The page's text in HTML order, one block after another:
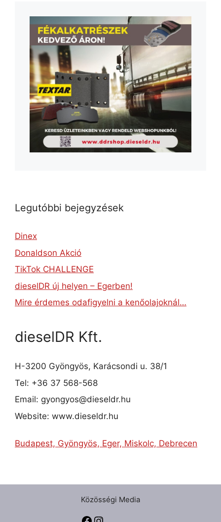
Legutóbbi bejegyzések
Dinex
Donaldson Akció
TikTok CHALLENGE
dieselDR új helyen – Egerben!
Mire érdemes odafigyelni a kenőolajoknál…
dieselDR Kft.
H-3200 Gyöngyös, Karácsondi u. 38/1
Tel: +36 37 568-568
Email: gyongyos@dieseldr.hu
Website: www.dieseldr.hu
Budapest, Gyöngyös, Eger, Miskolc, Debrecen
Közösségi Media